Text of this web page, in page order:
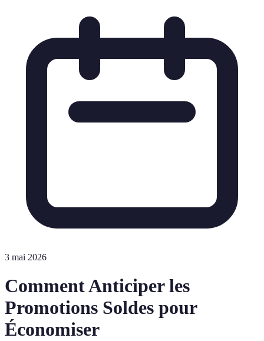
3 mai 2026
Comment Anticiper les
Promotions Soldes pour
Économiser